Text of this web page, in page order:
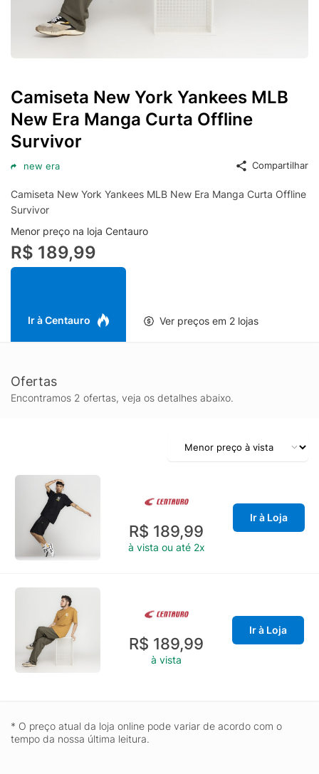
Camiseta New York Yankees MLB
New Era Manga Curta Offline
Survivor
new era Compartilhar
Camiseta New York Yankees MLB New Era Manga Curta Offline
Survivor
Menor preço na loja Centauro
R$ 189,99
Ir à Centauro Ver preços em 2 lojas
Ofertas
Encontramos 2 ofertas, veja os detalhes abaixo.
R$ 189,99
à vista ou até 2x
Ir à Loja
R$ 189,99
à vista
Ir à Loja
* O preço atual da loja online pode variar de acordo com o
tempo da nossa última leitura.